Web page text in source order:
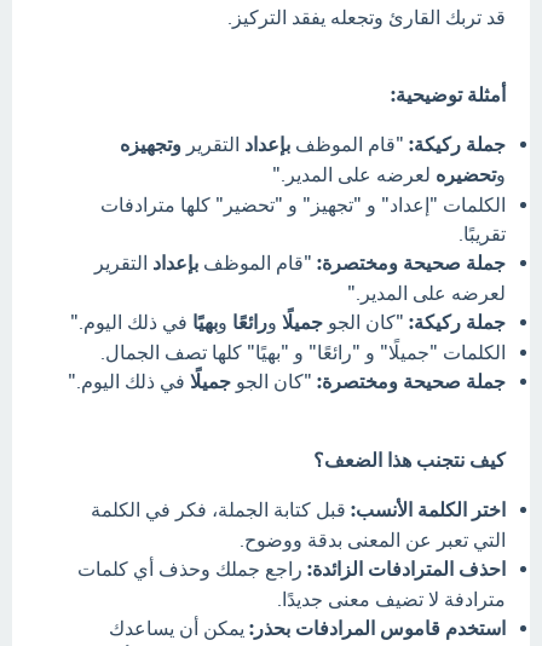
قد تربك القارئ وتجعله يفقد التركيز.
أمثلة توضيحية:
جملة ركيكة: "قام الموظف بإعداد التقرير وتجهيزه
وتحضيره لعرضه على المدير."
الكلمات "إعداد" و "تجهيز" و "تحضير" كلها مترادفات
تقريبًا.
جملة صحيحة ومختصرة: "قام الموظف بإعداد التقرير
لعرضه على المدير."
جملة ركيكة: "كان الجو جميلًا ورائعًا وبهيًا في ذلك اليوم."
الكلمات "جميلًا" و "رائعًا" و "بهيًا" كلها تصف الجمال.
جملة صحيحة ومختصرة: "كان الجو جميلًا في ذلك اليوم."
كيف نتجنب هذا الضعف؟
اختر الكلمة الأنسب: قبل كتابة الجملة، فكر في الكلمة
التي تعبر عن المعنى بدقة ووضوح.
احذف المترادفات الزائدة: راجع جملك وحذف أي كلمات
مترادفة لا تضيف معنى جديدًا.
استخدم قاموس المرادفات بحذر: يمكن أن يساعدك